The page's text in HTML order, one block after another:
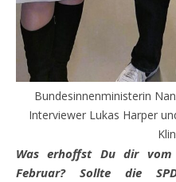
Bundesinnenministerin
Interviewer Lukas Harper
Was erhoffst Du dir
Februar? Sollte die